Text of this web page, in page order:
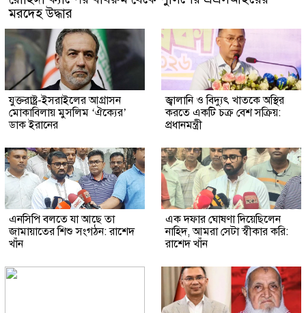
মরদেহ উদ্ধার
যুক্তরাষ্ট্র-ইসরাইলের আগ্রাসন
মোকাবিলায় মুসলিম ‘ঐক্যের’
ডাক ইরানের
জ্বালানি ও বিদ্যুৎ খাতকে অস্থির
করতে একটি চক্র বেশ সক্রিয়:
প্রধানমন্ত্রী
এনসিপি বলতে যা আছে তা
জামায়াতের শিশু সংগঠন: রাশেদ
খাঁন
এক দফার ঘোষণা দিয়েছিলেন
নাহিদ, আমরা সেটা স্বীকার করি:
রাশেদ খাঁন